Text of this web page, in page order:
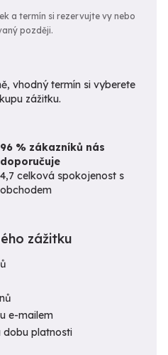
a termín si rezervujte vy nebo
později.
vhodný termín si vyberete
zážitku.
96 % zákazníků nás
doporučuje
4,7 celková spokojenost s
obchodem
zážitku
e-mailem
dobu platnosti